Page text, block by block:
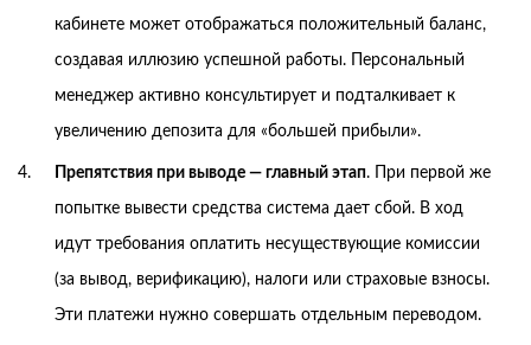
кабинете может отображаться положительный баланс,
создавая иллюзию успешной работы. Персональный
менеджер активно консультирует и подталкивает к
увеличению депозита для «большей прибыли».
Препятствия при выводе — главный этап. При первой же
попытке вывести средства система дает сбой. В ход
идут требования оплатить несуществующие комиссии
(за вывод, верификацию), налоги или страховые взносы.
Эти платежи нужно совершать отдельным переводом.